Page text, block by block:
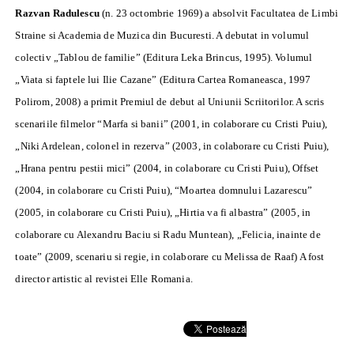
Razvan Radulescu(n. 23 octombrie 1969) a absolvit Facultatea de Limbi
Straine si Academia de Muzica din Bucuresti. A debutat in volumul
colectiv „Tablou de familie” (Editura Leka Brincus, 1995). Volumul
„Viata si faptele lui Ilie Cazane” (Editura Cartea Romaneasca, 1997
Polirom, 2008) a primit Premiul de debut al Uniunii Scriitorilor. A scris
scenariile filmelor “Marfa si banii” (2001, in colaborare cu Cristi Puiu),
„Niki Ardelean, colonel in rezerva” (2003, in colaborare cu Cristi Puiu),
„Hrana pentru pestii mici” (2004, in colaborare cu Cristi Puiu), Offset
(2004, in colaborare cu Cristi Puiu), “Moartea domnului Lazarescu”
(2005, in colaborare cu Cristi Puiu), „Hirtia va fi albastra” (2005, in
colaborare cu Alexandru Baciu si Radu Muntean), „Felicia, inainte de
toate” (2009, scenariu si regie, in colaborare cu Melissa de Raaf) A fost
director artistic al revistei Elle Romania.